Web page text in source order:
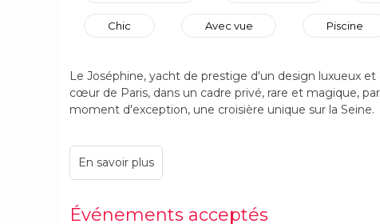
Chic Avec vue Piscine
Le Joséphine, yacht de prestige d'un design luxueux
cœur de Paris, dans un cadre privé, rare et magique,
moment d'exception, une croisière unique sur la Seine.
Sur cette péniche à quai ou navigante, profitez d’une
réunions ou soirées d'entreprise. Vous pourrez
Joséphine pour plusieurs types de prestations sur
Événements acceptés